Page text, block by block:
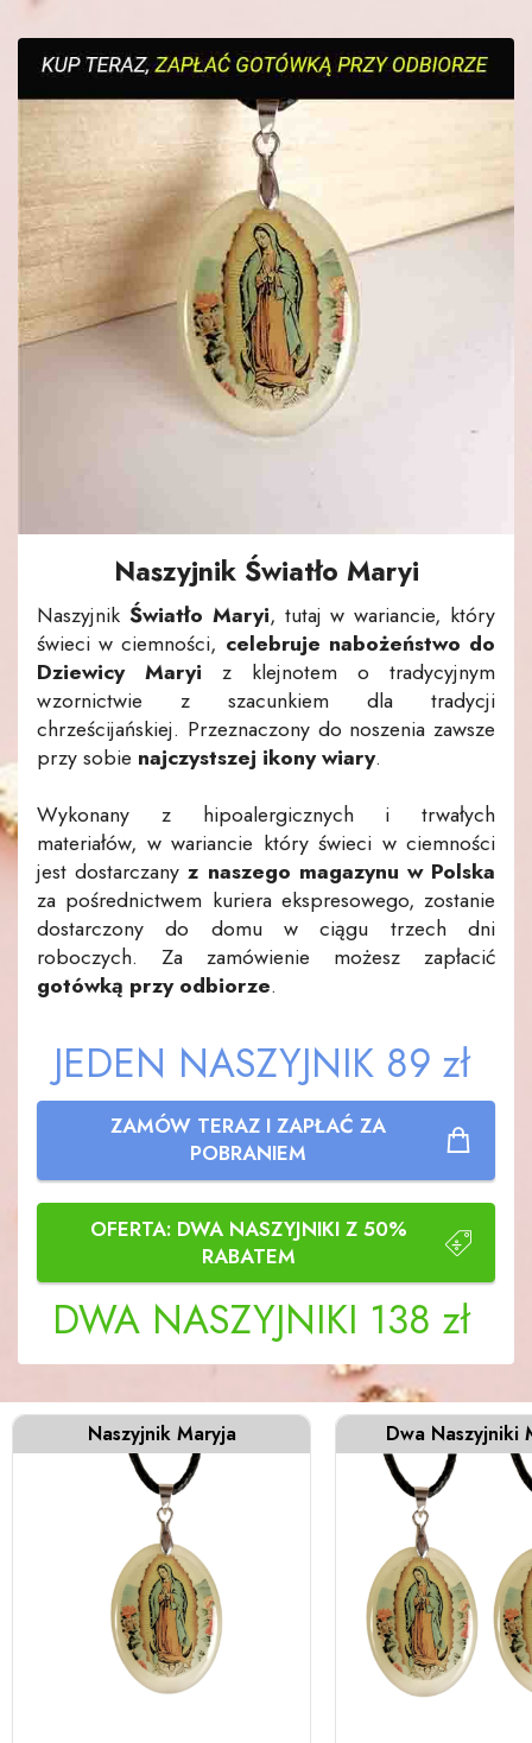
Naszyjnik Światło Maryi
Naszyjnik Światło Maryi, tutaj w wariancie, który
świeci w ciemności, celebruje nabożeństwo do
Dziewicy Maryi z klejnotem o tradycyjnym
wzornictwie z szacunkiem dla tradycji
chrześcijańskiej. Przeznaczony do noszenia zawsze
przy sobie najczystszej ikony wiary.
Wykonany z hipoalergicznych i trwałych
materiałów, w wariancie który świeci w ciemności
jest dostarczanyz naszego magazynu w Polska
za pośrednictwem kuriera ekspresowego, zostanie
dostarczony do domu w ciągu trzech dni
roboczych. Za zamówienie możesz zapłacić
gotówką przy odbiorze.
JEDEN NASZYJNIK 89 zł
ZAMÓW TERAZ I ZAPŁAĆ ZA
POBRANIEM
OFERTA: DWA NASZYJNIKI Z 50%
RABATEM
DWA NASZYJNIKI 138 zł
Naszyjnik Maryja Dwa Naszyjniki